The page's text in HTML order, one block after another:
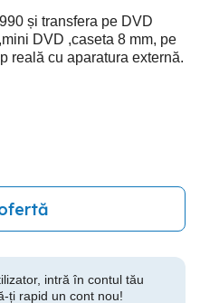
și transfera pe DVD
DVD ,caseta 8 mm, pe
reală cu aparatura externă.
intră în contul tău
ți rapid un cont nou!